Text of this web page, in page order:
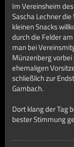
Im Vereinsheim
Sascha Lechner
kleinen Snacks
durch die Felder
man bei
Münzenberg
ehemaligen
schließlich zur
Gambach.
Dort klang der Tag
bester Stimmung